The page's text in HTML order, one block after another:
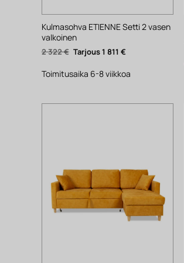
Kulmasohva ETIENNE Setti 2 vasen
valkoinen
2 322€ Alkuperäinen
hinta
2
322 €.
1 811 €Nykyinen
hinta
1
811 €.
Toimitusaika 6-8 viikkoa